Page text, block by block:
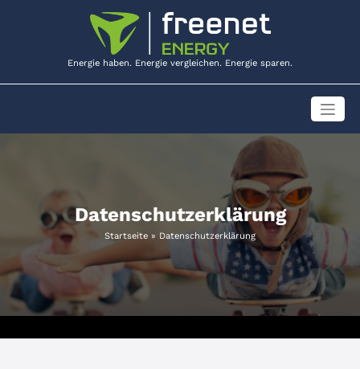
Energie haben. Energie vergleichen. Energie sparen.
Datenschutzerklärung
Startseite » Datenschutzerklärung